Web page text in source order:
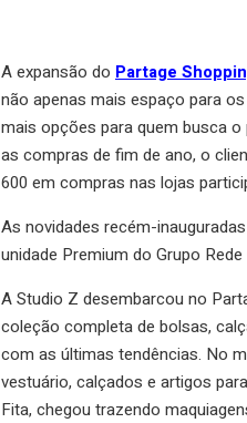
A expansão do Partage
não apenas mais espaço para
mais opções para quem busca
as compras de fim de ano, o
600 em compras nas lojas
As novidades recém-
unidade Premium do Grupo
A Studio Z desembarcou no
coleção completa de bolsas,
com as últimas tendências. No
vestuário, calçados e artigos
Fita, chegou trazendo